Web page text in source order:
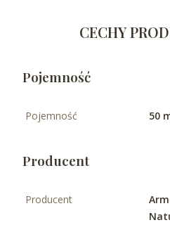
CECHY
Pojemność
Pojemność 50
Producent
Producent